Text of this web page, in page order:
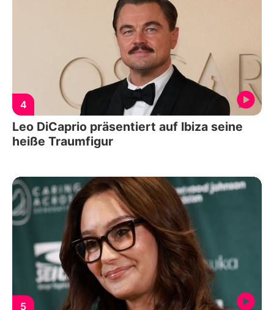
4
Leo DiCaprio präsentiert auf Ibiza seine
heiße Traumfigur
5